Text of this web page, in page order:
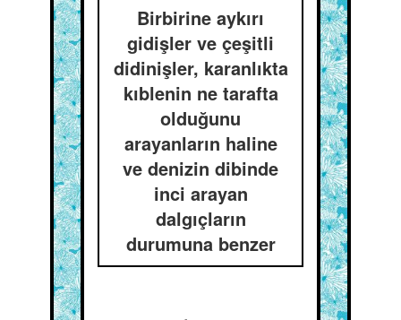
Birbirine aykırı
gidişler ve çeşitli
didinişler, karanlıkta
kıblenin ne tarafta
olduğunu
arayanların haline
ve denizin dibinde
inci arayan
dalgıçların
durumuna benzer